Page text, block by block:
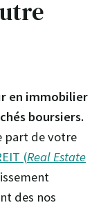
en immobilier
boursiers.
part de votre
(Real Estate
des nos